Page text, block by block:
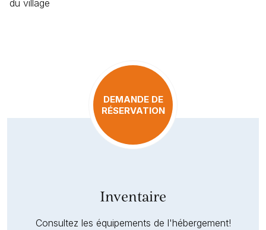
du village
DEMANDE DE
RÉSERVATION
Inventaire
Consultez les équipements de l'hébergement!